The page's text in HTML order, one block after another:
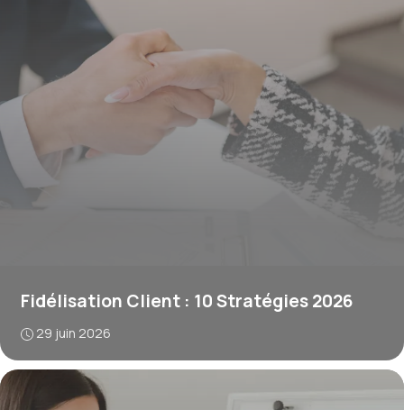
Fidélisation Client : 10 Stratégies 2026
29 juin 2026